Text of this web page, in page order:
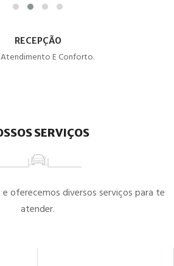
RECEPÇÃO
E Conforto.
SERVIÇOS
oferecemos diversos serviços para te
atender.